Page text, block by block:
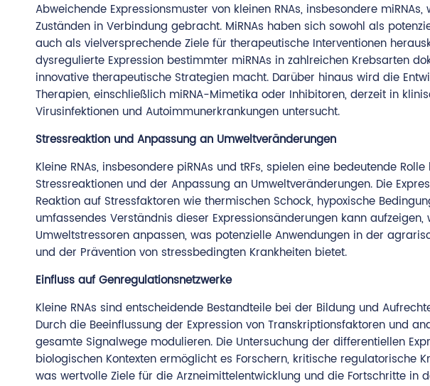
Abweichende Expressionsmuster von kleinen RNAs, insbesondere
Zuständen in Verbindung gebracht. MiRNAs haben sich sowohl als
auch als vielversprechende Ziele für therapeutische Interventionen
dysregulierte Expression bestimmter miRNAs in zahlreichen Krebsarten
innovative therapeutische Strategien macht. Darüber hinaus wird die
Therapien, einschließlich miRNA-Mimetika oder Inhibitoren, derzeit in
Virusinfektionen und Autoimmunerkrankungen untersucht.
Stressreaktion und Anpassung an Umweltveränderungen
Kleine RNAs, insbesondere piRNAs und tRFs, spielen eine bedeutende
Stressreaktionen und der Anpassung an Umweltveränderungen. Die
Reaktion auf Stressfaktoren wie thermischen Schock, hypoxische
umfassendes Verständnis dieser Expressionsänderungen kann
Umweltstressoren anpassen, was potenzielle Anwendungen in der
und der Prävention von stressbedingten Krankheiten bietet.
Einfluss auf Genregulationsnetzwerke
Kleine RNAs sind entscheidende Bestandteile bei der Bildung und
Durch die Beeinflussung der Expression von Transkriptionsfaktoren und
gesamte Signalwege modulieren. Die Untersuchung der differentiellen
biologischen Kontexten ermöglicht es Forschern, kritische regulatorische
was wertvolle Ziele für die Arzneimittelentwicklung und die Fortschritte in